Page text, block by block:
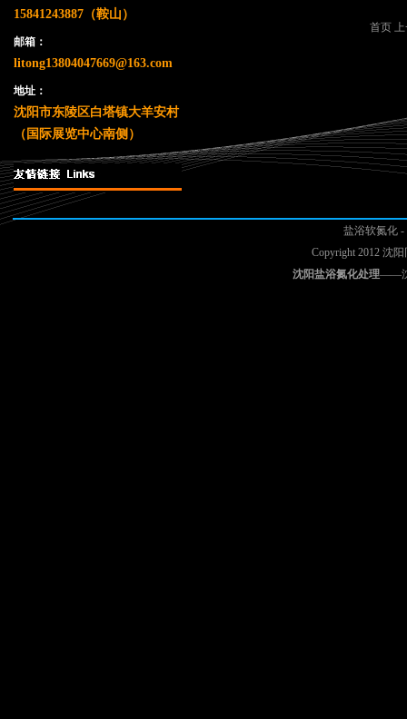
15841243887（鞍山）
邮箱：
litong13804047669@163.com
地址：
沈阳市东陵区白塔镇大羊安村
（国际展览中心南侧）
首页
盐浴软氮化-
Copyright 2012 沈
沈阳盐浴氮化处理——沈